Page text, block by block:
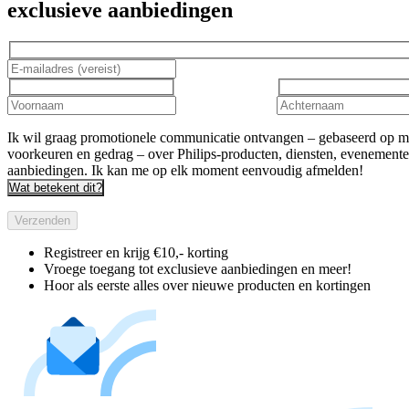
exclusieve aanbiedingen
Ik wil graag promotionele communicatie ontvangen – gebaseerd op
voorkeuren en gedrag – over Philips-producten, diensten,
aanbiedingen. Ik kan me op elk moment eenvoudig afmelden!
Wat betekent dit?
Verzenden
Registreer en krijg €10,- korting
Vroege toegang tot exclusieve aanbiedingen en meer!
Hoor als eerste alles over nieuwe producten en kortingen